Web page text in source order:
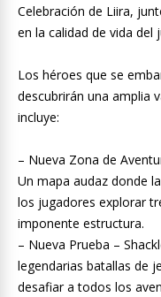
Celebración de Liira,
en la calidad de vida del
Los héroes que se
descubrirán una amplia
incluye:
– Nueva Zona de
Un mapa audaz donde
los jugadores explorar
imponente estructura.
– Nueva Prueba –
legendarias batallas de
desafiar a todos los